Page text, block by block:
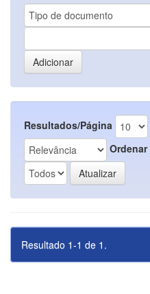
Resultados/Página
Ordenar
Resultado 1-1 de 1.